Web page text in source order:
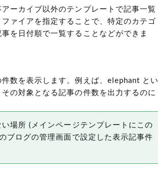
ーカイブ以外のテンプレートで記事一覧
ァイアを指定することで、特定のカテゴ
を日付順で一覧することなどができま
数を表示します。例えば、elephant とい
の対象となる記事の件数を出力するのに
い場所(メインページテンプレートにこの
ブログの管理画面で設定した表示記事件